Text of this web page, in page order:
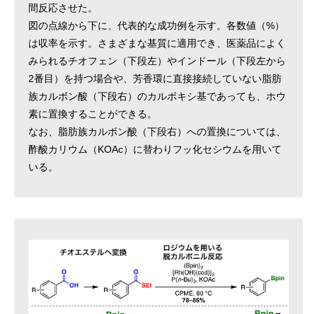
間反応させた。
図の点線から下に、代表的な成功例を示す。各数値（%）
は収率を示す。さまざまな基質に適用でき、医薬品によく
みられるチオフェン（下段左）やインドール（下段左から
2番目）を持つ場合や、芳香環に直接接続していない脂肪
族カルボン酸（下段右）のカルボキシ基であっても、ホウ
素に置換することができる。
なお、脂肪族カルボン酸（下段右）への置換については、
酢酸カリウム（KOAc）に替わりフッ化セシウムを用いて
いる。